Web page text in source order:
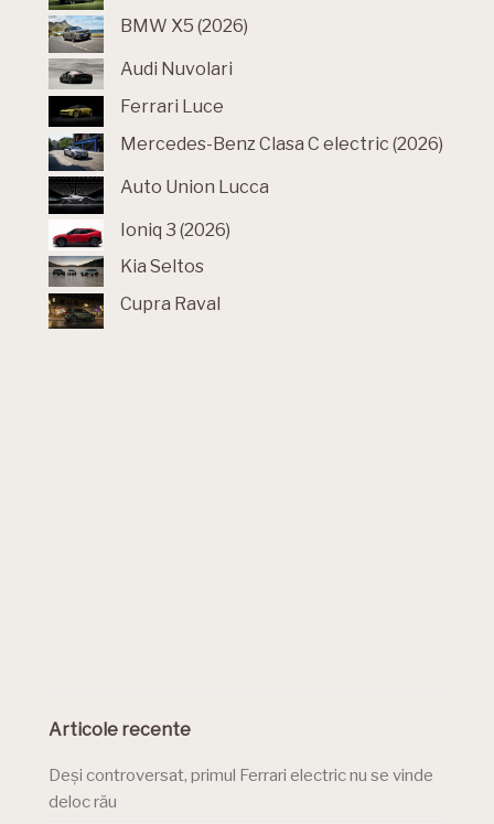
BMW X5 (2026)
Audi Nuvolari
Ferrari Luce
Mercedes-Benz Clasa C electric (2026)
Auto Union Lucca
Ioniq 3 (2026)
Kia Seltos
Cupra Raval
Articole recente
Deși controversat, primul Ferrari electric nu se vinde
deloc rău